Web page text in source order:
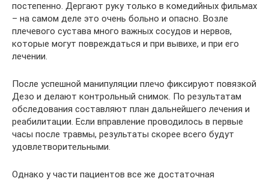
постепенно. Дергают руку только в комедийных фильмах
– на самом деле это очень больно и опасно. Возле
плечевого сустава много важных сосудов и нервов,
которые могут повреждаться и при вывихе, и при его
лечении.
После успешной манипуляции плечо фиксируют повязкой
Дезо и делают контрольный снимок. По результатам
обследования составляют план дальнейшего лечения и
реабилитации. Если вправление проводилось в первые
часы после травмы, результаты скорее всего будут
удовлетворительными.
Однако у части пациентов все же достаточная